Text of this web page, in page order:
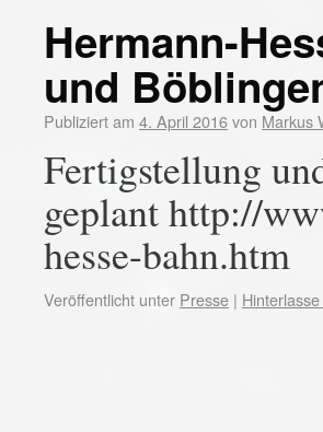
Hermann-
und
Publiziert am 4. April 2016von Markus
Fertigstellung
geplant http://
hesse-bahn.htm
Veröffentlicht unter Presse |